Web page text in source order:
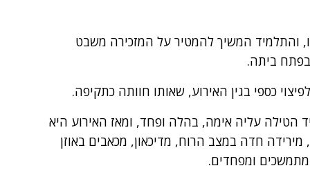
והתלמיד המשיך להמטיר על המזכירה משבט
ביתה.
כספי בגין האירוע, שאותו חוותה כתקיפה.
עליה אימה, בהלה ופחד, ומאז האירוע היא
חדה במצב הרוח, מדיכאון, מכאבים באוזן
ומפחדים.